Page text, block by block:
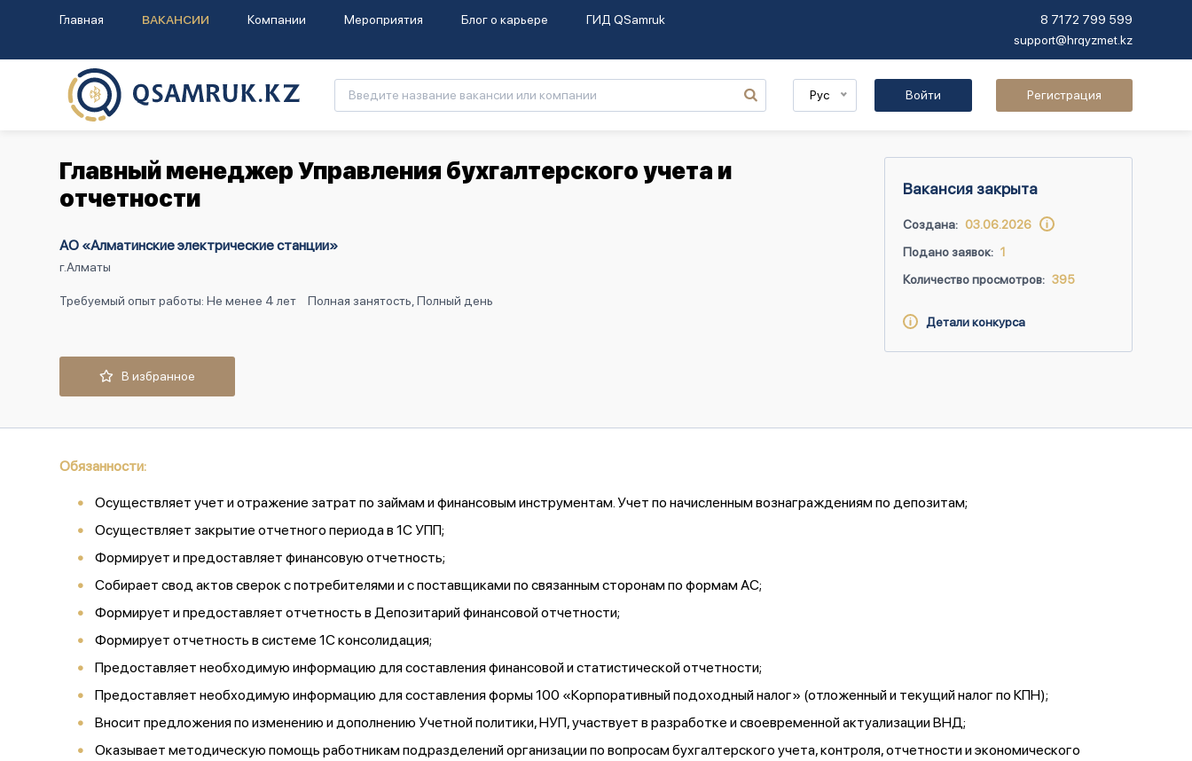
Главная ВАКАНСИИ Компании Мероприятия Блог о карьере ГИД QSamruk
8 7172 799 599
support@hrqyzmet.kz
Рус Войти Регистрация
Главный менеджер Управления бухгалтерского учета и
отчетности
АО «Алматинские электрические станции»
г.Алматы
Требуемый опыт работы: Не менее 4 лет Полная занятость, Полный день
Вакансия закрыта
Создана: 03.06.2026
Подано заявок: 1
Количество просмотров: 395
Детали конкурса
В избранное
Обязанности:
Осуществляет учет и отражение затрат по займам и финансовым инструментам. Учет по начисленным вознаграждениям по депозитам;
Осуществляет закрытие отчетного периода в 1С УПП;
Формирует и предоставляет финансовую отчетность;
Собирает свод актов сверок с потребителями и с поставщиками по связанным сторонам по формам АС;
Формирует и предоставляет отчетность в Депозитарий финансовой отчетности;
Формирует отчетность в системе 1С консолидация;
Предоставляет необходимую информацию для составления финансовой и статистической отчетности;
Предоставляет необходимую информацию для составления формы 100 «Корпоративный подоходный налог» (отложенный и текущий налог по КПН);
Вносит предложения по изменению и дополнению Учетной политики, НУП, участвует в разработке и своевременной актуализации ВНД;
Оказывает методическую помощь работникам подразделений организации по вопросам бухгалтерского учета, контроля, отчетности и экономического